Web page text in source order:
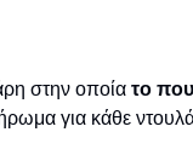
στην οποία το
για κάθε